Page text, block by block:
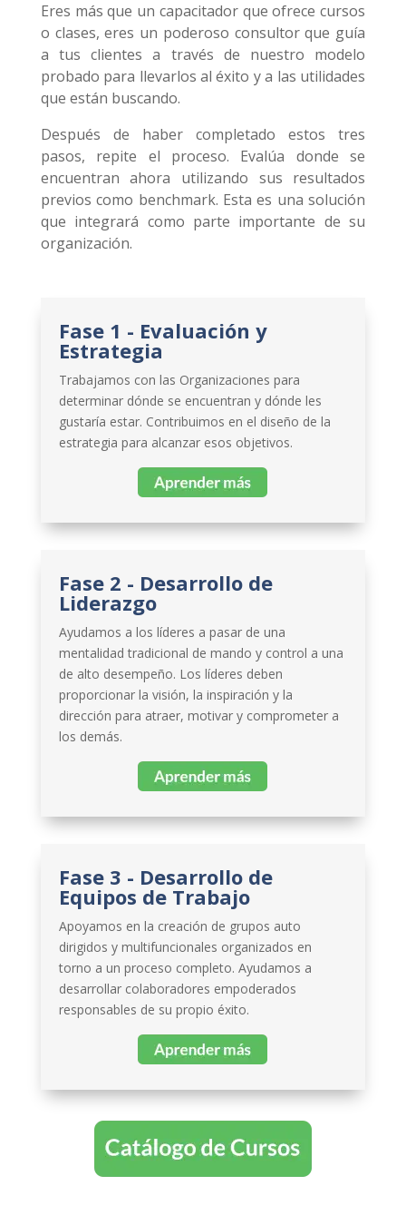
Eres más que un capacitador que ofrece cursos
o clases, eres un poderoso consultor que guía
a tus clientes a través de nuestro modelo
probado para llevarlos al éxito y a las utilidades
que están buscando.
Después de haber completado estos tres
pasos, repite el proceso. Evalúa donde se
encuentran ahora utilizando sus resultados
previos como benchmark. Esta es una solución
que integrará como parte importante de su
organización.
Fase 1 - Evaluación y
Estrategia
Trabajamos con las Organizaciones para
determinar dónde se encuentran y dónde les
gustaría estar. Contribuimos en el diseño de la
estrategia para alcanzar esos objetivos.
Fase 2 - Desarrollo de
Liderazgo
Ayudamos a los líderes a pasar de una
mentalidad tradicional de mando y control a una
de alto desempeño. Los líderes deben
proporcionar la visión, la inspiración y la
dirección para atraer, motivar y comprometer a
los demás.
Fase 3 - Desarrollo de
Equipos de Trabajo
Apoyamos en la creación de grupos auto
dirigidos y multifuncionales organizados en
torno a un proceso completo. Ayudamos a
desarrollar colaboradores empoderados
responsables de su propio éxito.